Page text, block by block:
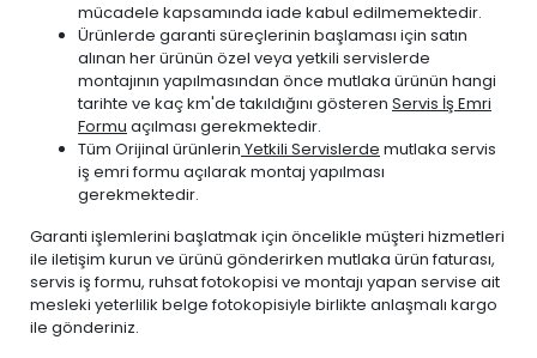
mücadele kapsamında iade kabul edilmemektedir.
Ürünlerde garanti süreçlerinin başlaması için satın
alınan her ürünün özel veya yetkili servislerde
montajının yapılmasından önce mutlaka ürünün hangi
tarihte ve kaç km'de takıldığını gösteren Servis İş Emri
Formu açılması gerekmektedir.
Tüm Orijinal ürünlerin Yetkili Servislerde mutlaka servis
iş emri formu açılarak montaj yapılması
gerekmektedir.
Garanti işlemlerini başlatmak için öncelikle müşteri hizmetleri
ile iletişim kurun ve ürünü gönderirken mutlaka ürün faturası,
servis iş formu, ruhsat fotokopisi ve montajı yapan servise ait
mesleki yeterlilik belge fotokopisiyle birlikte anlaşmalı kargo
ile gönderiniz.